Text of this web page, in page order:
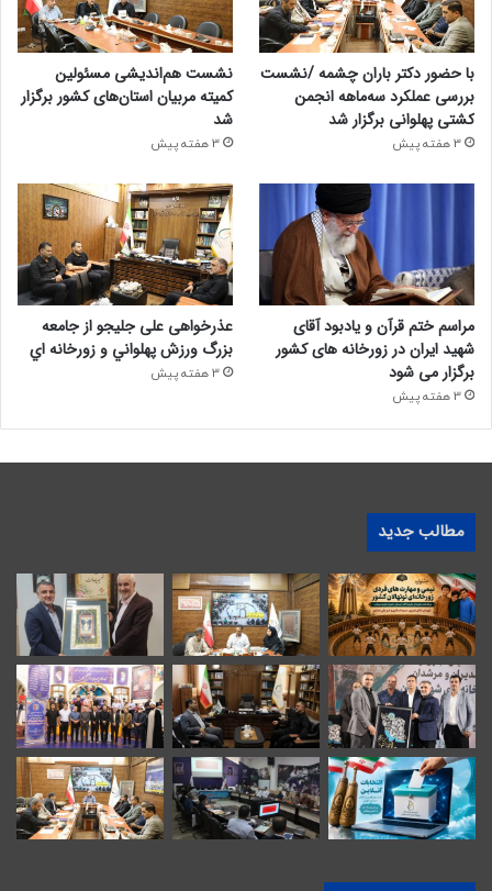
با حضور دکتر باران چشمه /نشست
بررسی عملکرد سه‌ماهه انجمن
کشتی پهلوانی برگزار شد
3 هفته پیش
نشست هم‌اندیشی مسئولین
کمیته‌ مربیان استان‌های کشور برگزار
شد
3 هفته پیش
مراسم ختم قرآن و یادبود آقای
شهید ایران در زورخانه های کشور
برگزار می شود
3 هفته پیش
عذرخواهی علی جلیجو از جامعه
بزرگ ورزش پهلواني و زورخانه اي
3 هفته پیش
مطالب جدید